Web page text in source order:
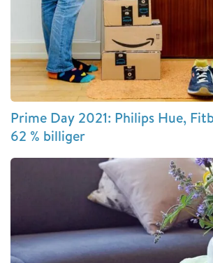
Prime Day 2021: Philips Hue,
62 % billiger